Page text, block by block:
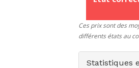
Ces prix sont des
différents états au
Statistiques